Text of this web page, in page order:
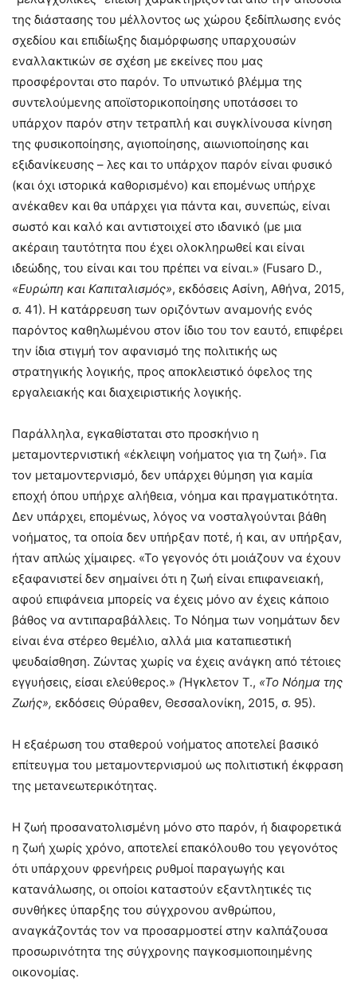
της διάστασης του μέλλοντος ως χώρου ξεδίπλωσης ενός
σχεδίου και επιδίωξης διαμόρφωσης υπαρχουσών
εναλλακτικών σε σχέση με εκείνες που μας
προσφέρονται στο παρόν. Το υπνωτικό βλέμμα της
συντελούμενης αποϊστορικοποίησης υποτάσσει το
υπάρχον παρόν στην τετραπλή και συγκλίνουσα κίνηση
της φυσικοποίησης, αγιοποίησης, αιωνιοποίησης και
εξιδανίκευσης – λες και το υπάρχον παρόν είναι φυσικό
(και όχι ιστορικά καθορισμένο) και επομένως υπήρχε
ανέκαθεν και θα υπάρχει για πάντα και, συνεπώς, είναι
σωστό και καλό και αντιστοιχεί στο ιδανικό (με μια
ακέραιη ταυτότητα που έχει ολοκληρωθεί και είναι
ιδεώδης, του είναι και του πρέπει να είναι.» (Fusaro D.,
«Ευρώπη και Καπιταλισμός», εκδόσεις Ασίνη, Αθήνα, 2015,
σ. 41). Η κατάρρευση των οριζόντων αναμονής ενός
παρόντος καθηλωμένου στον ίδιο του τον εαυτό, επιφέρει
την ίδια στιγμή τον αφανισμό της πολιτικής ως
στρατηγικής λογικής, προς αποκλειστικό όφελος της
εργαλειακής και διαχειριστικής λογικής.
Παράλληλα, εγκαθίσταται στο προσκήνιο η
μεταμοντερνιστική «έκλειψη νοήματος για τη ζωή». Για
τον μεταμοντερνισμό, δεν υπάρχει θύμηση για καμία
εποχή όπου υπήρχε αλήθεια, νόημα και πραγματικότητα.
Δεν υπάρχει, επομένως, λόγος να νοσταλγούνται βάθη
νοήματος, τα οποία δεν υπήρξαν ποτέ, ή και, αν υπήρξαν,
ήταν απλώς χίμαιρες. «Το γεγονός ότι μοιάζουν να έχουν
εξαφανιστεί δεν σημαίνει ότι η ζωή είναι επιφανειακή,
αφού επιφάνεια μπορείς να έχεις μόνο αν έχεις κάποιο
βάθος να αντιπαραβάλλεις. Το Νόημα των νοημάτων δεν
είναι ένα στέρεο θεμέλιο, αλλά μια καταπιεστική
ψευδαίσθηση. Ζώντας χωρίς να έχεις ανάγκη από τέτοιες
εγγυήσεις, είσαι ελεύθερος.» (Ήγκλετον Τ., «Το Νόημα της
Ζωής», εκδόσεις Θύραθεν, Θεσσαλονίκη, 2015, σ. 95).
Η εξαέρωση του σταθερού νοήματος αποτελεί βασικό
επίτευγμα του μεταμοντερνισμού ως πολιτιστική έκφραση
της μετανεωτερικότητας.
Η ζωή προσανατολισμένη μόνο στο παρόν, ή διαφορετικά
η ζωή χωρίς χρόνο, αποτελεί επακόλουθο του γεγονότος
ότι υπάρχουν φρενήρεις ρυθμοί παραγωγής και
κατανάλωσης, οι οποίοι καταστούν εξαντλητικές τις
συνθήκες ύπαρξης του σύγχρονου ανθρώπου,
αναγκάζοντάς τον να προσαρμοστεί στην καλπάζουσα
προσωρινότητα της σύγχρονης παγκοσμιοποιημένης
οικονομίας.